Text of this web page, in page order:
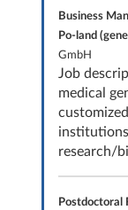
Business
Po-land
GmbH
Job
medical
research/
Postdoctoral